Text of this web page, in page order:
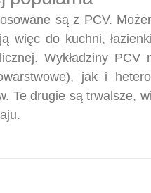
są z PCV.
więc do kuchni,
Wykładziny PCV
jak i
Te drugie są trwalsze,